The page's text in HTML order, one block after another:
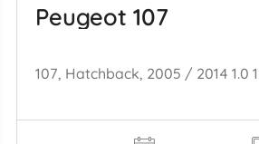
Peugeot 107
107, Hatchback, 2005 / 2014 1.0